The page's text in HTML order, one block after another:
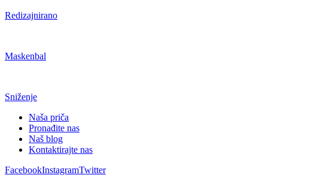
Redizajnirano
Maskenbal
Sniženje
Naša priča
Pronađite nas
Naš blog
Kontaktirajte nas
FacebookInstagramTwitter